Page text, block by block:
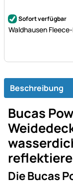
Noch keine
Sofort verfügbar
Waldhausen
Beschreibung
Bucas
Die Bucas